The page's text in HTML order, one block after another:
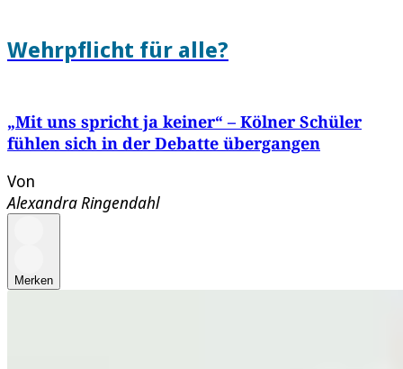
Wehrpflicht für alle?
„Mit uns spricht ja keiner“ – Kölner Schüler
fühlen sich in der Debatte übergangen
Von
Alexandra Ringendahl
Merken